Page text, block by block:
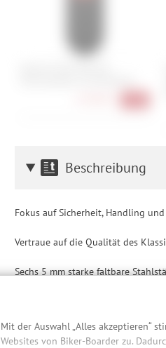
Mit der Auswahl „Alles akzeptieren“
Websites von Biker-Boarder zu.
Beschreibung
Fokus auf Sicherheit, Handling
Vertraue auf die Qualität des
Sechs 5 mm starke faltbare
6000K. Die Idee ist nicht neu,
Hierbei handelt es sich um eine
Hergestellt aus speziell
Zylinder für besonders hohen